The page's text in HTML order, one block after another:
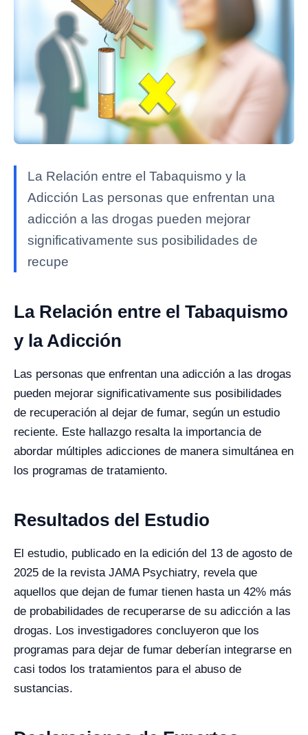
La Relación entre el Tabaquismo y la
Adicción Las personas que enfrentan una
adicción a las drogas pueden mejorar
significativamente sus posibilidades de
recupe
La Relación entre el Tabaquismo
y la Adicción
Las personas que enfrentan una adicción a las drogas
pueden mejorar significativamente sus posibilidades
de recuperación al dejar de fumar, según un estudio
reciente. Este hallazgo resalta la importancia de
abordar múltiples adicciones de manera simultánea en
los programas de tratamiento.
Resultados del Estudio
El estudio, publicado en la edición del 13 de agosto de
2025 de la revista JAMA Psychiatry, revela que
aquellos que dejan de fumar tienen hasta un 42% más
de probabilidades de recuperarse de su adicción a las
drogas. Los investigadores concluyeron que los
programas para dejar de fumar deberían integrarse en
casi todos los tratamientos para el abuso de
sustancias.